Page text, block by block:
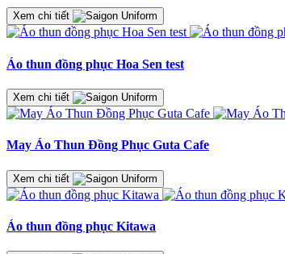
Xem chi tiết
Áo thun đồng phục Hoa Sen test
Xem chi tiết
May Áo Thun Đồng Phục Guta Cafe
Xem chi tiết
Áo thun đồng phục Kitawa